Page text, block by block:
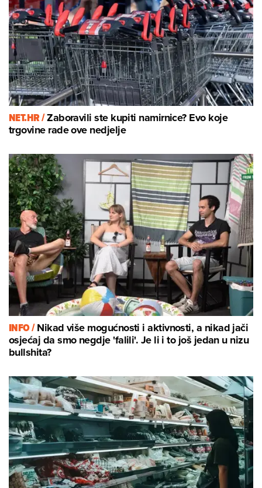
NET.HR /Zaboravili ste kupiti namirnice? Evo koje
trgovine rade ove nedjelje
INFO /Nikad više mogućnosti i aktivnosti, a nikad jači
osjećaj da smo negdje 'falili'. Je li i to još jedan u nizu
bullshita?